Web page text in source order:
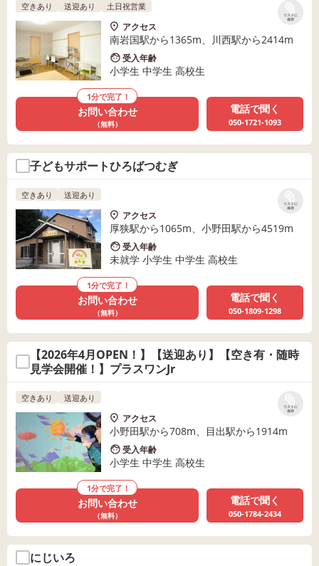
リストに
保存
空きあり 送迎あり 土日祝営業
アクセス
南岩国駅から1365m、川西駅から2414m
受入年齢
小学生 中学生 高校生
1分で完了！
お問い合わせ
（無料）
電話で聞く
050-1721-1093
子どもサポートひろばつむぎ
リストに
保存
空きあり 送迎あり
アクセス
厚狭駅から1065m、小野田駅から4519m
受入年齢
未就学 小学生 中学生 高校生
1分で完了！
お問い合わせ
（無料）
電話で聞く
050-1809-1298
【2026年4月OPEN！】【送迎あり】【空き有・随時
見学会開催！】プラスワンJr
リストに
保存
空きあり 送迎あり
アクセス
小野田駅から708m、目出駅から1914m
受入年齢
小学生 中学生 高校生
1分で完了！
お問い合わせ
（無料）
電話で聞く
050-1784-2434
にじいろ